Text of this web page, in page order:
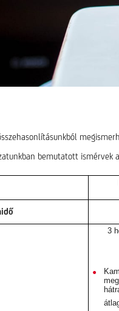
bemutatott ismérvek
3